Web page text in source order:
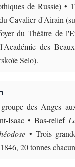
de Russie) •
Cavalier d'Airain
du Théâtre de
des
Selo).
des Anges
Isaac • Bas-relief
• Trois
20 tonnes